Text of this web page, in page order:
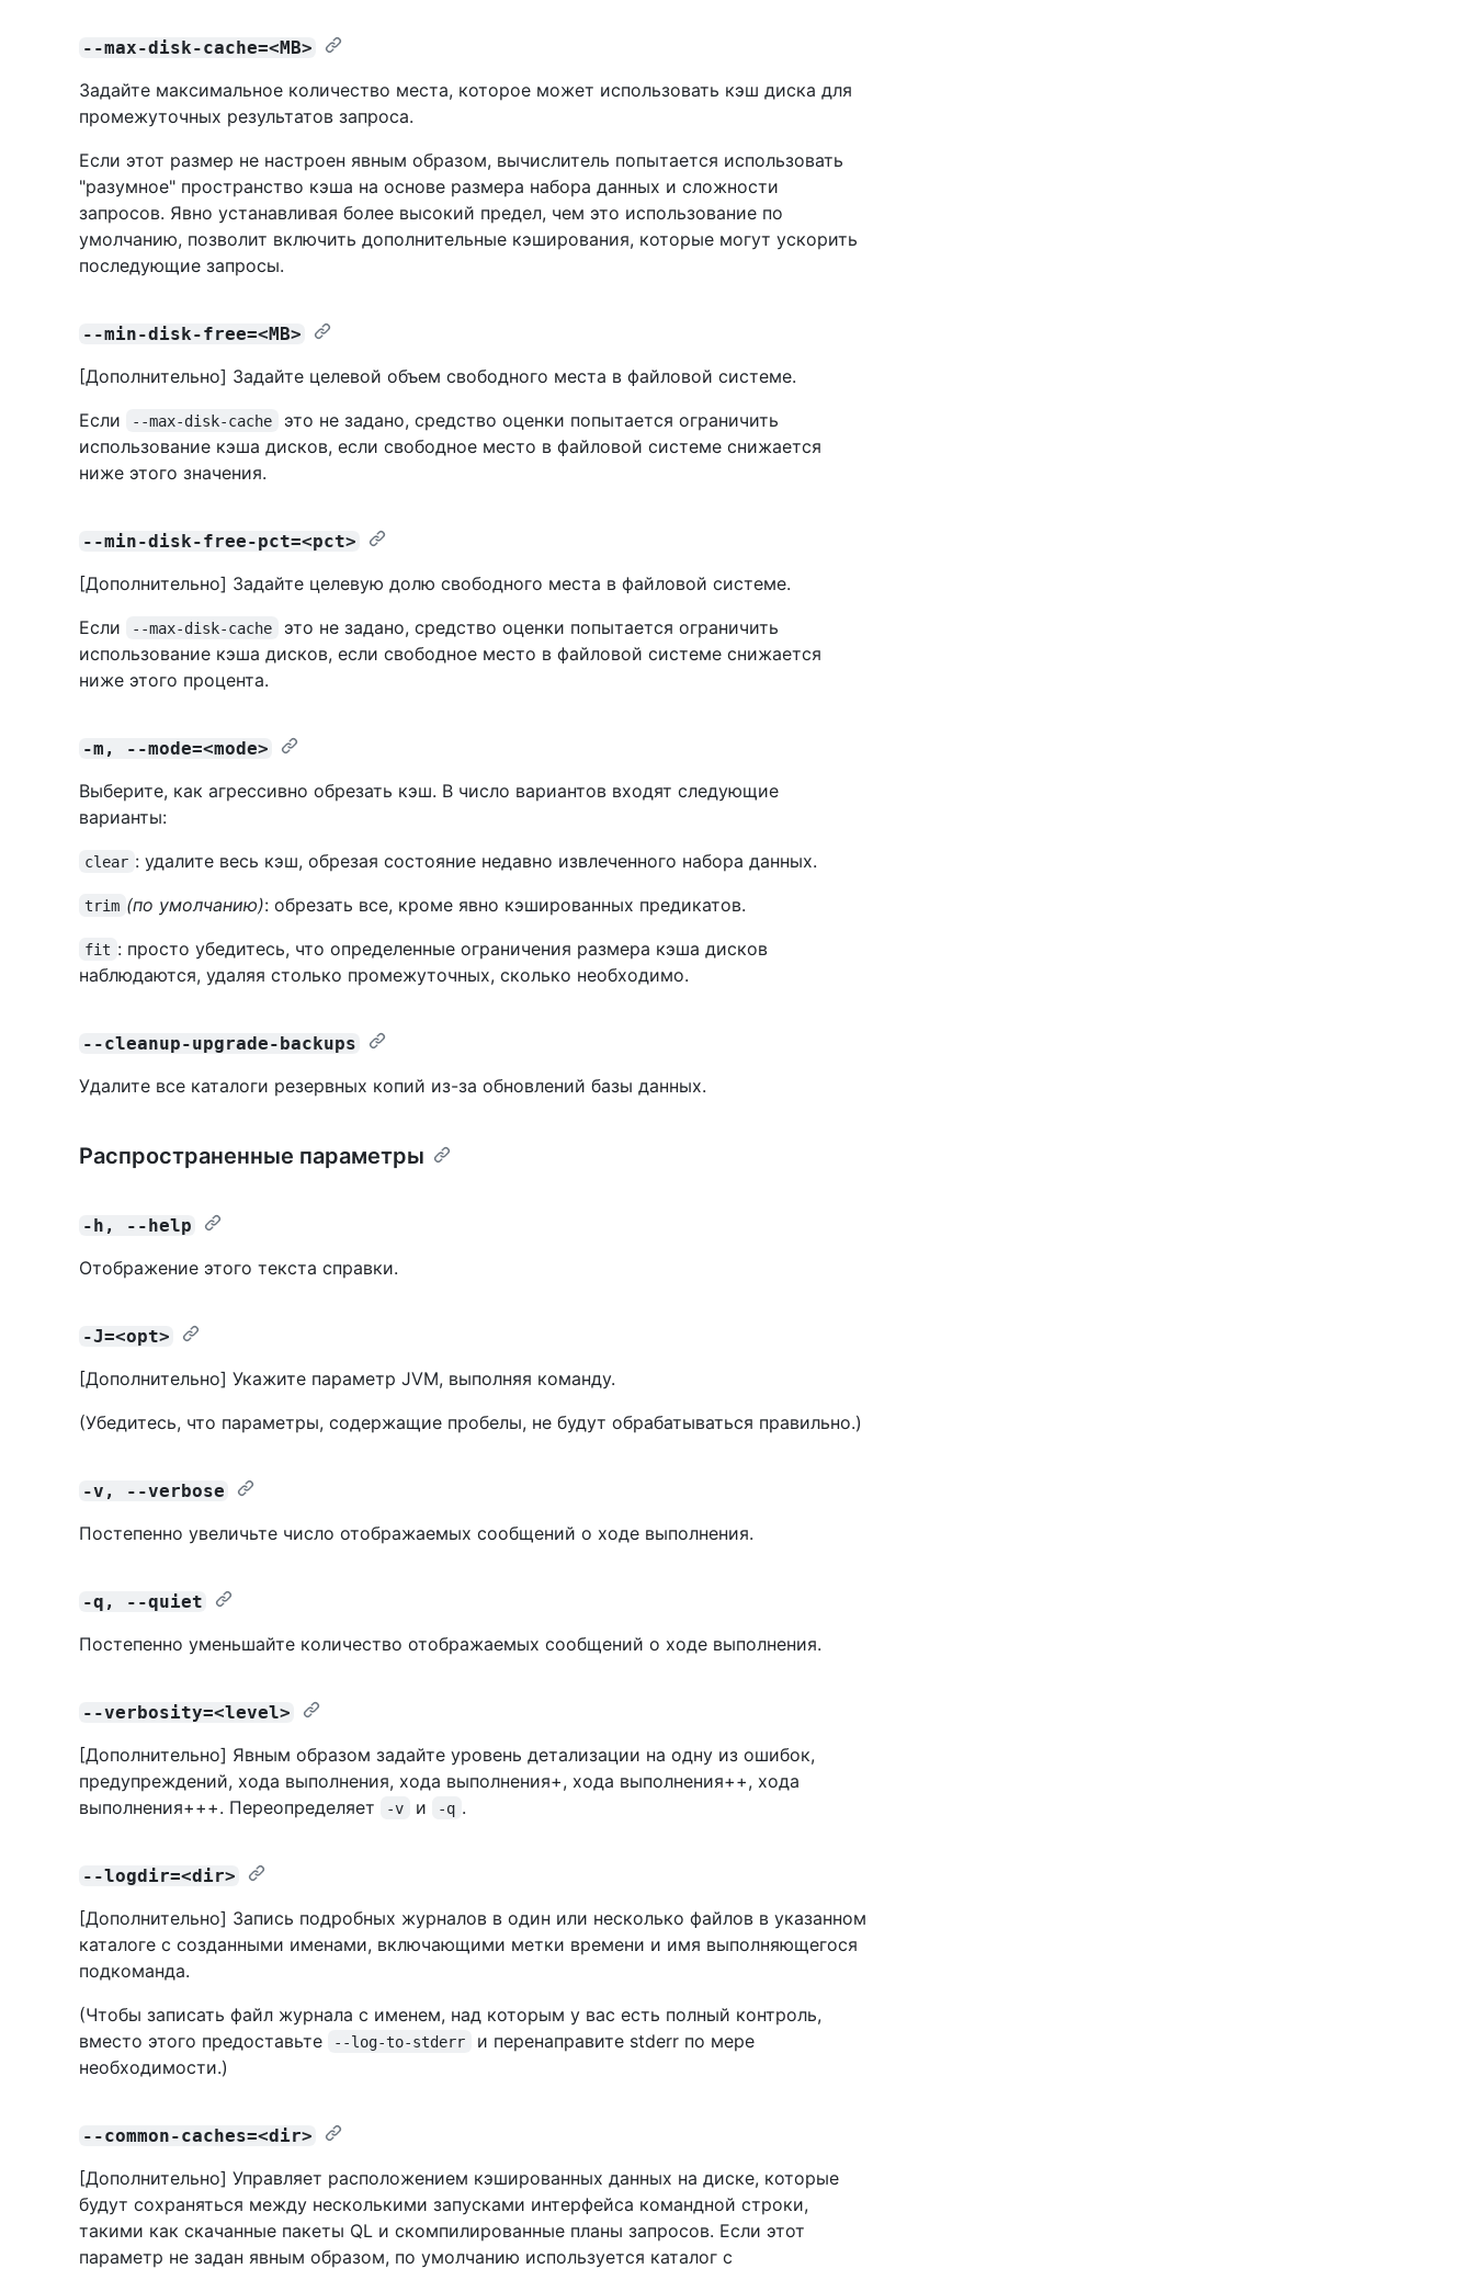
--max-disk-cache=<MB>
Задайте максимальное количество места, которое может использовать кэш диска для
промежуточных результатов запроса.
Если этот размер не настроен явным образом, вычислитель попытается использовать
"разумное" пространство кэша на основе размера набора данных и сложности
запросов. Явно устанавливая более высокий предел, чем это использование по
умолчанию, позволит включить дополнительные кэширования, которые могут ускорить
последующие запросы.
--min-disk-free=<MB>
[Дополнительно] Задайте целевой объем свободного места в файловой системе.
Если
--max-disk-cache
это не задано, средство оценки попытается ограничить
использование кэша дисков, если свободное место в файловой системе снижается
ниже этого значения.
--min-disk-free-pct=<pct>
[Дополнительно] Задайте целевую долю свободного места в файловой системе.
Если
--max-disk-cache
это не задано, средство оценки попытается ограничить
использование кэша дисков, если свободное место в файловой системе снижается
ниже этого процента.
-m, --mode=<mode>
Выберите, как агрессивно обрезать кэш. В число вариантов входят следующие
варианты:
clear : удалите весь кэш, обрезая состояние недавно извлеченного набора данных.
trim (по умолчанию): обрезать все, кроме явно кэшированных предикатов.
fit : просто убедитесь, что определенные ограничения размера кэша дисков
наблюдаются, удаляя столько промежуточных, сколько необходимо.
--cleanup-upgrade-backups
Удалите все каталоги резервных копий из-за обновлений базы данных.
Распространенные параметры
-h, --help
Отображение этого текста справки.
-J=<opt>
[Дополнительно] Укажите параметр JVM, выполняя команду.
(Убедитесь, что параметры, содержащие пробелы, не будут обрабатываться правильно.)
-v, --verbose
Постепенно увеличьте число отображаемых сообщений о ходе выполнения.
-q, --quiet
Постепенно уменьшайте количество отображаемых сообщений о ходе выполнения.
--verbosity=<level>
[Дополнительно] Явным образом задайте уровень детализации на одну из ошибок,
предупреждений, хода выполнения, хода выполнения+, хода выполнения++, хода
выполнения+++. Переопределяет
-v и -q .
--logdir=<dir>
[Дополнительно] Запись подробных журналов в один или несколько файлов в указанном
каталоге с созданными именами, включающими метки времени и имя выполняющегося
подкоманда.
(Чтобы записать файл журнала с именем, над которым у вас есть полный контроль,
вместо этого предоставьте
--log-to-stderr
и перенаправите stderr по мере
необходимости.)
--common-caches=<dir>
[Дополнительно] Управляет расположением кэшированных данных на диске, которые
будут сохраняться между несколькими запусками интерфейса командной строки,
такими как скачанные пакеты QL и скомпилированные планы запросов. Если этот
параметр не задан явным образом, по умолчанию используется каталог с